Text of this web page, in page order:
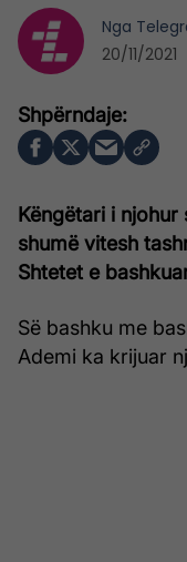
Këngëtari i
shumë vitesh
Shtetet e
Së bashku me
Ademi ka krijuar
Nga
20/11/2021